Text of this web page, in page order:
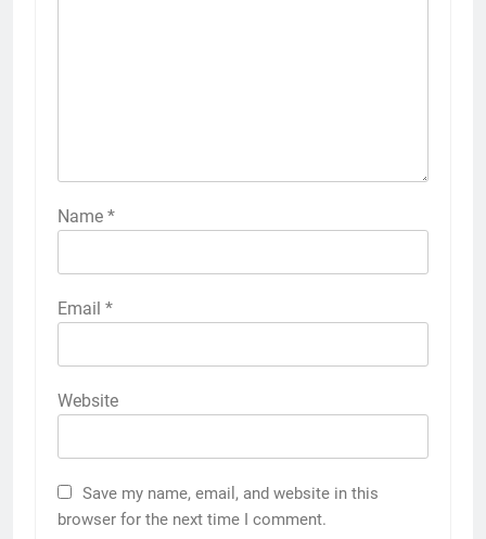
Name *
Email *
Website
Save my name, email, and website in this
browser for the next time I comment.